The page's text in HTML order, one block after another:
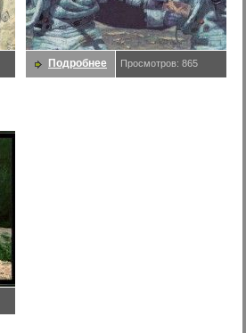
Подробнее Просмотров: 865